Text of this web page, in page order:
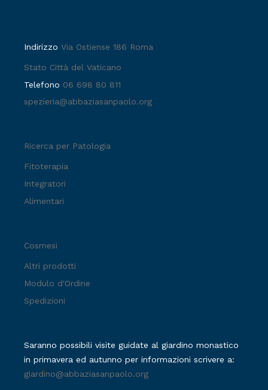
IndirizzoVia Ostiense 186 Roma
Stato Città del Vaticano
Telefono 06 698 80 811
spezieria@abbaziasanpaolo.org
Ricerca per Patologia
Fitoterapia
Integratori
Alimentari
Cosmesi
Altri prodotti
Modulo d'Ordine
Spedizioni
Saranno possibili visite guidate al giardino monastico
in primavera ed autunno per informazioni scrivere a:
giardino@abbaziasanpaolo.org